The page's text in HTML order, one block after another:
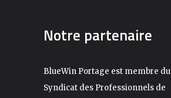
Notre partenaire
BlueWin Portage est membre du
Syndicat des Professionnels de